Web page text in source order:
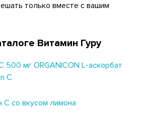
только вместе с вашим
Витамин Гуру
500 мг ORGANICON L-аскорбат
C
С со вкусом лимона